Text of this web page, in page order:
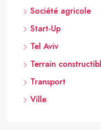
Société agricole
Start-Up
Tel Aviv
Terrain
Transport
Ville